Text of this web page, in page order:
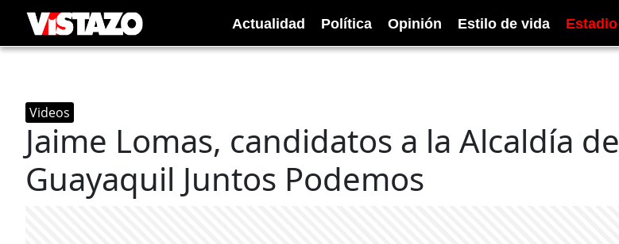
Actualidad Política Opinión Estilo de vida Estadio
Videos
Jaime Lomas, candidatos a la Alcaldía de
Guayaquil Juntos Podemos